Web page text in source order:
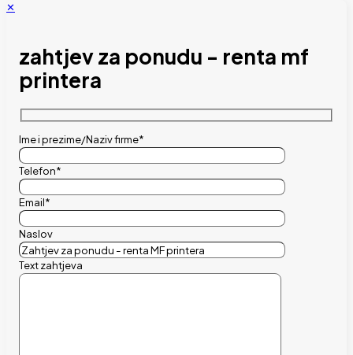
✕
zahtjev za ponudu - renta mf
printera
Ime i prezime/Naziv firme*
Telefon*
Email*
Naslov
Text zahtjeva